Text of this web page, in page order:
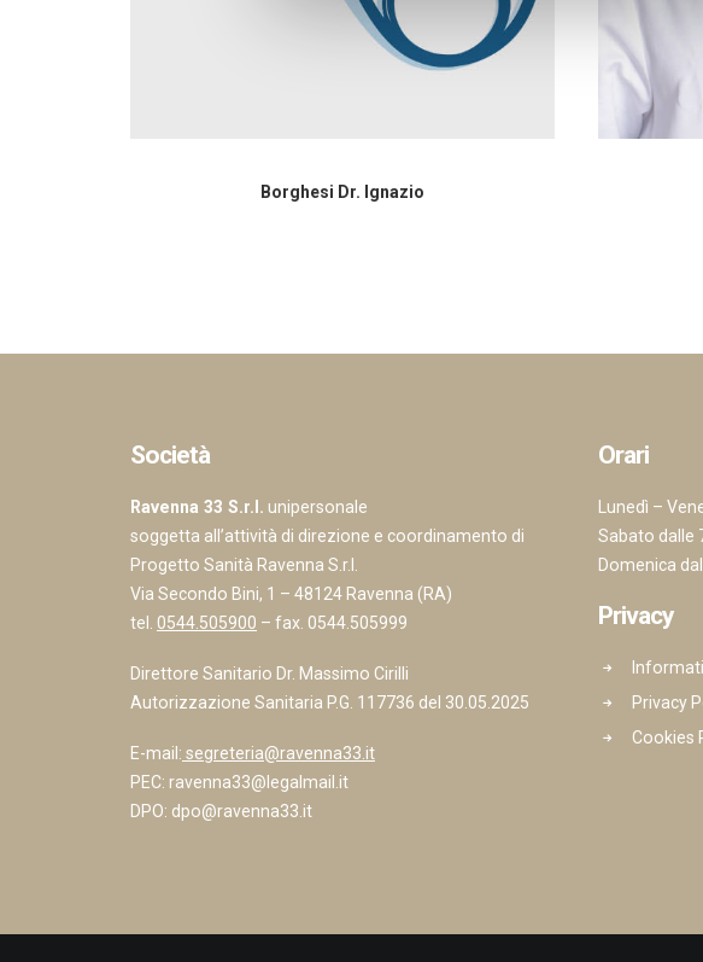
Borghesi Dr. Ignazio
Società
Ravenna 33 S.r.l. unipersonale
soggetta all’attività di direzione e coordinamento di
Progetto Sanità Ravenna S.r.l.
Via Secondo Bini, 1 – 48124 Ravenna (RA)
tel. 0544.505900 – fax. 0544.505999
Direttore Sanitario Dr. Massimo Cirilli
Autorizzazione Sanitaria P.G. 117736 del 30.05.2025
E-mail: segreteria@ravenna33.it
PEC: ravenna33@legalmail.it
DPO: dpo@ravenna33.it
Orari
Lunedì –
Sabato dalle
Domenica
Privacy
Privacy
Cookies